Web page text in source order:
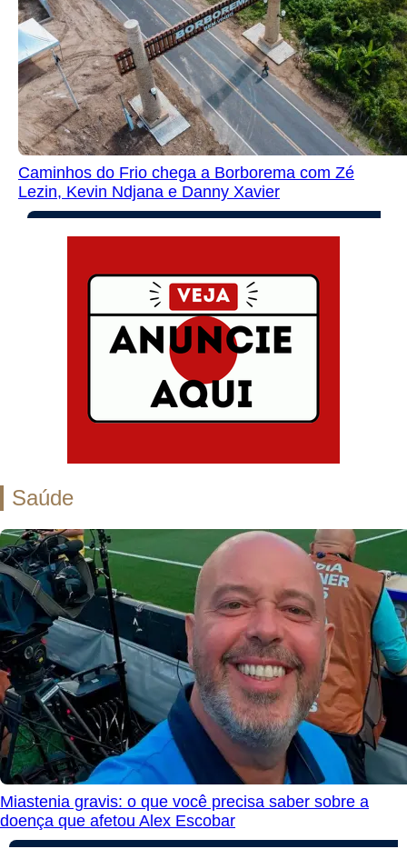
Caminhos do Frio chega a Borborema com Zé
Lezin, Kevin Ndjana e Danny Xavier
Saúde
Miastenia gravis: o que você precisa saber sobre a
doença que afetou Alex Escobar